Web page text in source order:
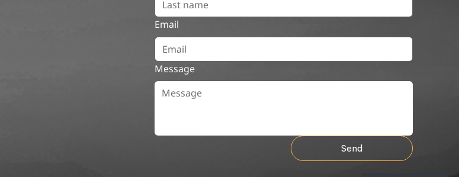
Email
Message
Send